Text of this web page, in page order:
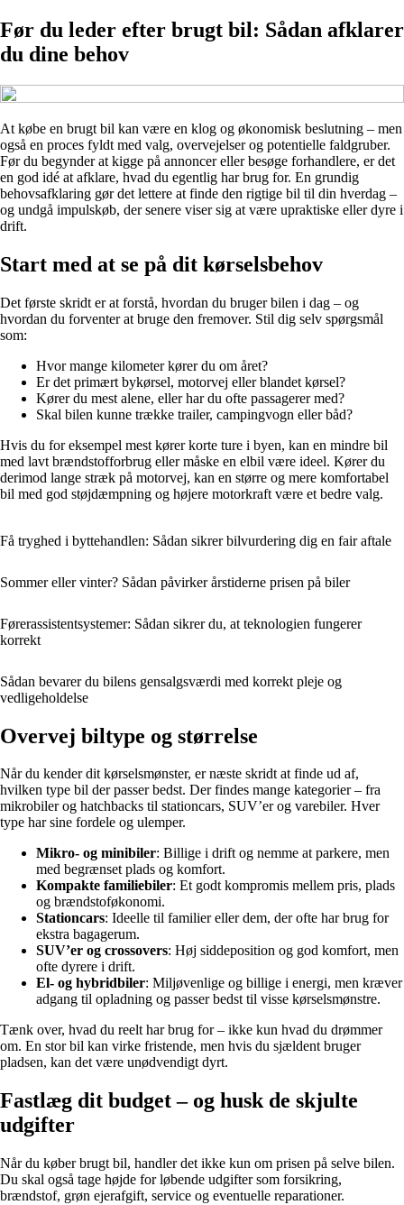
Før du leder efter brugt bil: Sådan afklarer
du dine behov
At købe en brugt bil kan være en klog og økonomisk beslutning – men
også en proces fyldt med valg, overvejelser og potentielle faldgruber.
Før du begynder at kigge på annoncer eller besøge forhandlere, er det
en god idé at afklare, hvad du egentlig har brug for. En grundig
behovsafklaring gør det lettere at finde den rigtige bil til din hverdag –
og undgå impulskøb, der senere viser sig at være upraktiske eller dyre i
drift.
Start med at se på dit kørselsbehov
Det første skridt er at forstå, hvordan du bruger bilen i dag – og
hvordan du forventer at bruge den fremover. Stil dig selv spørgsmål
som:
Hvor mange kilometer kører du om året?
Er det primært bykørsel, motorvej eller blandet kørsel?
Kører du mest alene, eller har du ofte passagerer med?
Skal bilen kunne trække trailer, campingvogn eller båd?
Hvis du for eksempel mest kører korte ture i byen, kan en mindre bil
med lavt brændstofforbrug eller måske en elbil være ideel. Kører du
derimod lange stræk på motorvej, kan en større og mere komfortabel
bil med god støjdæmpning og højere motorkraft være et bedre valg.
Få tryghed i byttehandlen: Sådan sikrer bilvurdering dig en fair aftale
Sommer eller vinter? Sådan påvirker årstiderne prisen på biler
Førerassistentsystemer: Sådan sikrer du, at teknologien fungerer
korrekt
Sådan bevarer du bilens gensalgsværdi med korrekt pleje og
vedligeholdelse
Overvej biltype og størrelse
Når du kender dit kørselsmønster, er næste skridt at finde ud af,
hvilken type bil der passer bedst. Der findes mange kategorier – fra
mikrobiler og hatchbacks til stationcars, SUV’er og varebiler. Hver
type har sine fordele og ulemper.
Mikro- og minibiler: Billige i drift og nemme at parkere, men
med begrænset plads og komfort.
Kompakte familiebiler: Et godt kompromis mellem pris, plads
og brændstoføkonomi.
Stationcars: Ideelle til familier eller dem, der ofte har brug for
ekstra bagagerum.
SUV’er og crossovers: Høj siddeposition og god komfort, men
ofte dyrere i drift.
El- og hybridbiler: Miljøvenlige og billige i energi, men kræver
adgang til opladning og passer bedst til visse kørselsmønstre.
Tænk over, hvad du reelt har brug for – ikke kun hvad du drømmer
om. En stor bil kan virke fristende, men hvis du sjældent bruger
pladsen, kan det være unødvendigt dyrt.
Fastlæg dit budget – og husk de skjulte
udgifter
Når du køber brugt bil, handler det ikke kun om prisen på selve bilen.
Du skal også tage højde for løbende udgifter som forsikring,
brændstof, grøn ejerafgift, service og eventuelle reparationer.